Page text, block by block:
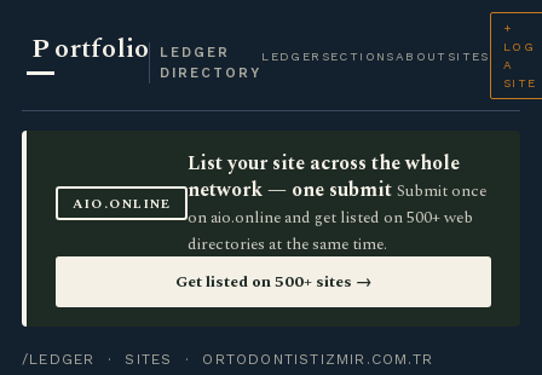
Portfolio
LEDGER
DIRECTORY
LEDGER SECTIONS ABOUT SITES
+
LOG
A
SITE
AIO.ONLINE
List your site across the whole
network — one submit Submit once
on aio.online and get listed on 500+ web
directories at the same time.
Get listed on 500+ sites →
/LEDGER · SITES · ORTODONTISTIZMIR.COM.TR